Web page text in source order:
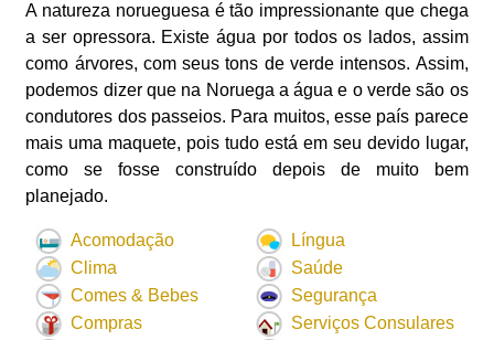
A natureza norueguesa é tão impressionante que chega
a ser opressora. Existe água por todos os lados, assim
como árvores, com seus tons de verde intensos. Assim,
podemos dizer que na Noruega a água e o verde são os
condutores dos passeios. Para muitos, esse país parece
mais uma maquete, pois tudo está em seu devido lugar,
como se fosse construído depois de muito bem
planejado.
Acomodação
Língua
Clima
Saúde
Comes & Bebes
Segurança
Compras
Serviços Consulares